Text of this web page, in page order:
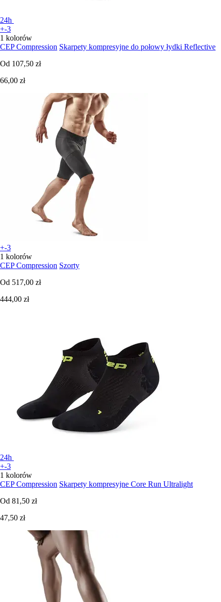
24h
+-3
1 kolorów
CEP Compression Skarpety kompresyjne do połowy łydki Reflective
Od 107,50 zł
66,00 zł
+-3
1 kolorów
CEP Compression Szorty
Od 517,00 zł
444,00 zł
24h
+-3
1 kolorów
CEP Compression Skarpety kompresyjne Core Run Ultralight
Od 81,50 zł
47,50 zł